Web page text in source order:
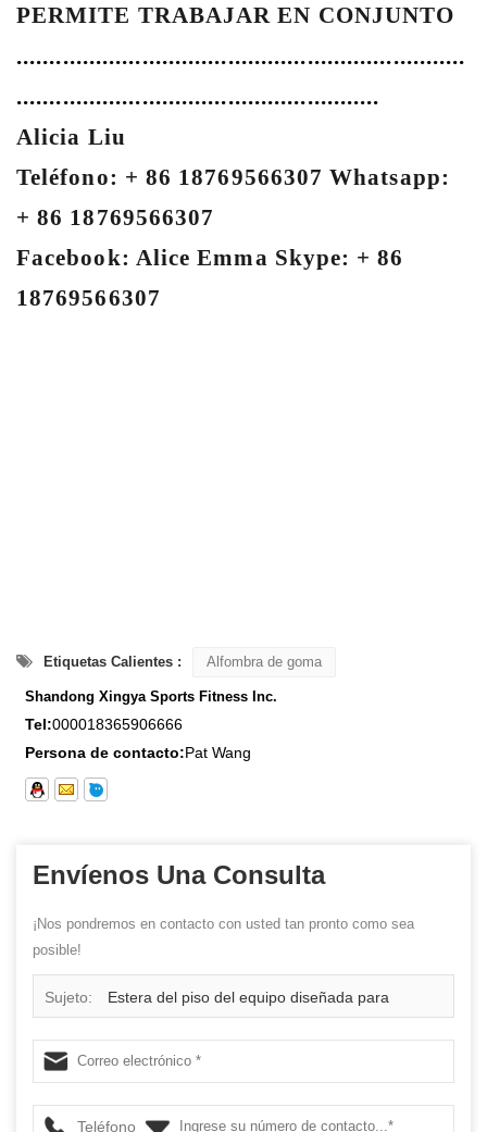
PERMITE TRABAJAR EN CONJUNTO
....................................................................
.......................................................
Alicia Liu
Teléfono: + 86 18769566307 Whatsapp:
+ 86 18769566307
Facebook: Alice Emma Skype: + 86
18769566307
Etiquetas Calientes : Alfombra de goma
Shandong Xingya Sports Fitness Inc.
Tel:000018365906666
Persona de contacto:Pat Wang
Envíenos Una Consulta
¡Nos pondremos en contacto con usted tan pronto como sea
posible!
Sujeto: Estera del piso del equipo diseñada para
Fitness en casa rutinas ejercicio grandes estera del
ejercicio
Teléfono